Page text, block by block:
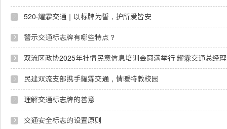
520·耀霖交通｜以标牌为誓，护所爱皆安
警示交通标志牌有哪些特点？
双流区政协2025年社情民意信息培训会圆满举行 耀霖交通总经
民建双流支部携手耀霖交通，情暖特教校园
理解交通标志牌的善意
交通安全标志的设置原则